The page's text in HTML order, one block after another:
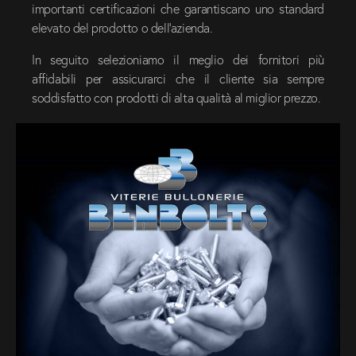
importanti certificazioni che garantiscano uno standard
elevato del prodotto o dell’azienda.
In seguito selezioniamo il meglio dei fornitori più
affidabili per assicurarci che il cliente sia sempre
soddisfatto con prodotti di alta qualità al miglior prezzo.